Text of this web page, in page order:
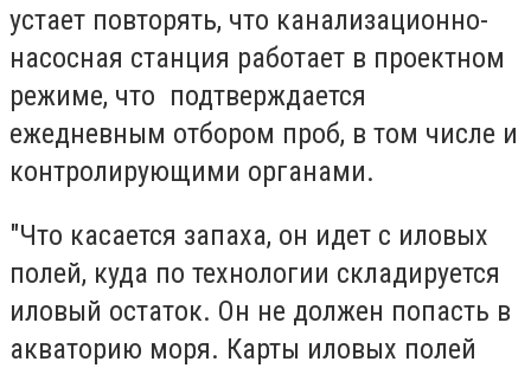
устает повторять, что канализационно-
насосная станция работает в проектном
режиме, что подтверждается
ежедневным отбором проб, в том числе и
контролирующими органами.
"Что касается запаха, он идет с иловых
полей, куда по технологии складируется
иловый остаток. Он не должен попасть в
акваторию моря. Карты иловых полей